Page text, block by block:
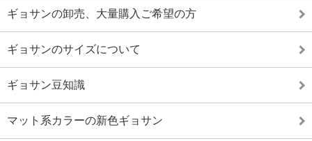
ギョサンの卸売、大量購入ご希望の方
ギョサンのサイズについて
ギョサン豆知識
マット系カラーの新色ギョサン